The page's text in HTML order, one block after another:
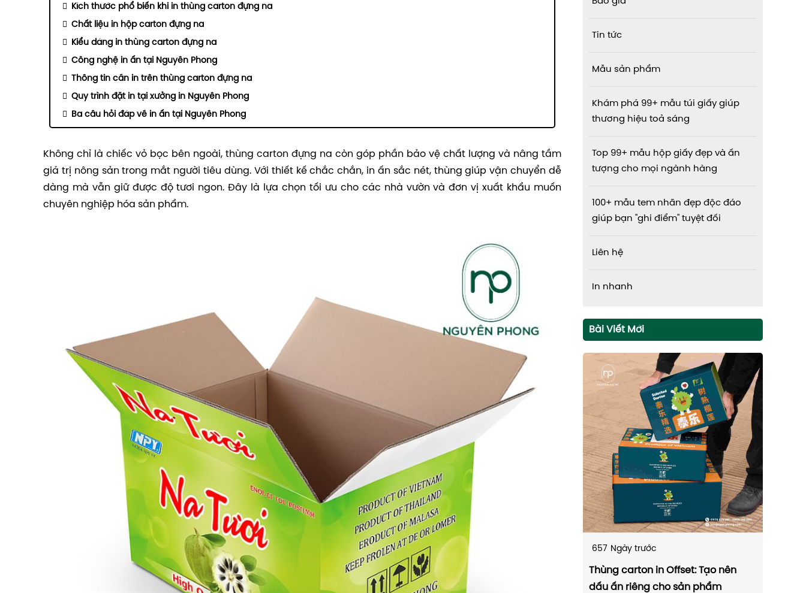
Kích thước phổ biến khi in thùng carton đựng na
Chất liệu in hộp carton đựng na
Kiểu dáng in thùng carton đựng na
Công nghệ in ấn tại Nguyên Phong
Thông tin cần in trên thùng carton đựng na
Quy trình đặt in tại xưởng in Nguyên Phong
Ba câu hỏi đáp về in ấn tại Nguyên Phong
Không chỉ là chiếc vỏ bọc bên ngoài, thùng carton đựng na còn góp phần bảo vệ chất lượng và nâng tầm
giá trị nông sản trong mắt người tiêu dùng. Với thiết kế chắc chắn, in ấn sắc nét, thùng giúp vận chuyển dễ
dàng mà vẫn giữ được độ tươi ngon. Đây là lựa chọn tối ưu cho các nhà vườn và đơn vị xuất khẩu muốn
chuyên nghiệp hóa sản phẩm.
Tin tức
Mẫu sản phẩm
Khám phá 99+ mẫu túi giấy giúp
thương hiệu toả sáng
Top 99+ mẫu hộp giấy đẹp và ấn
tượng cho mọi ngành hàng
100+ mẫu tem nhãn đẹp độc đáo
giúp bạn "ghi điểm" tuyệt đối
Liên hệ
In nhanh
Bài Viết Mới
657 Ngày trước
Thùng carton in Offset: Tạo nên
dấu ấn riêng cho sản phẩm